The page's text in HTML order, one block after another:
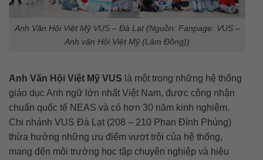
Anh Văn Hội Việt Mỹ VUS – Đà Lạt (Nguồn: Fanpage: VUS –
Anh văn Hội Việt Mỹ (Lâm Đồng))
Anh Văn Hội Việt Mỹ VUS là một trong những hệ thống
giáo dục Anh ngữ lớn nhất Việt Nam, được công nhận
chuẩn quốc tế NEAS và có hơn 30 năm kinh nghiệm.
Chi nhánh VUS Đà Lạt (208 – 210 Phan Đình Phùng)
thừa hưởng những ưu điểm vượt trội của hệ thống,
mang đến môi trường học tập chuyên nghiệp và hiệu